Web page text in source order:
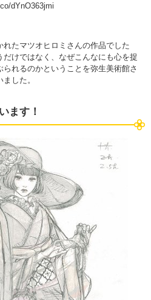
dYnO363jmi
たマツオヒロミさんの作品でした
けではなく、なぜこんなにも心を捉
れるのかということを弥生美術館さ
した。
ます！